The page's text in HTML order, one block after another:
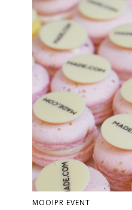
MOOIPR EVENT